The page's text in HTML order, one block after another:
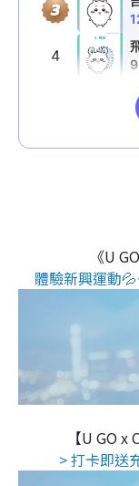
《U
體驗新興運動
【U GO x
> 打卡即送